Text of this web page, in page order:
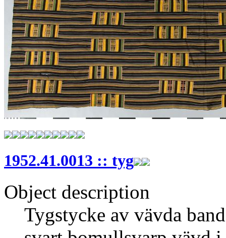
1952.41.0013 :: tyg
Object description
Tygstycke av vävda